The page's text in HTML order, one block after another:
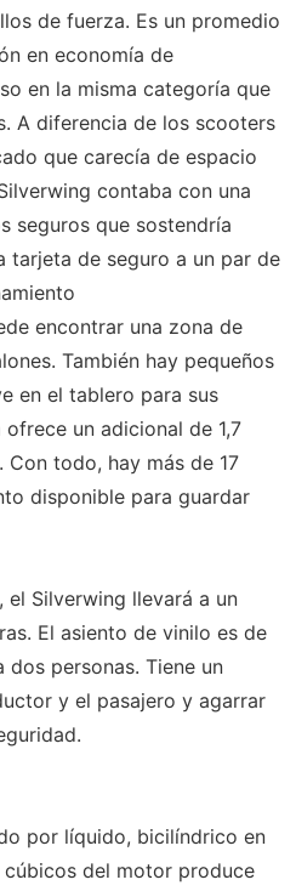
de fuerza. Es un promedio
en economía de
en la misma categoría que
A diferencia de los scooters
que carecía de espacio
contaba con una
seguros que sostendría
tarjeta de seguro a un par de
encontrar una zona de
También hay pequeños
en el tablero para sus
un adicional de 1,7
todo, hay más de 17
disponible para guardar
el Silverwing llevará a un
El asiento de vinilo es de
dos personas. Tiene un
y el pasajero y agarrar
por líquido, bicilíndrico en
del motor produce